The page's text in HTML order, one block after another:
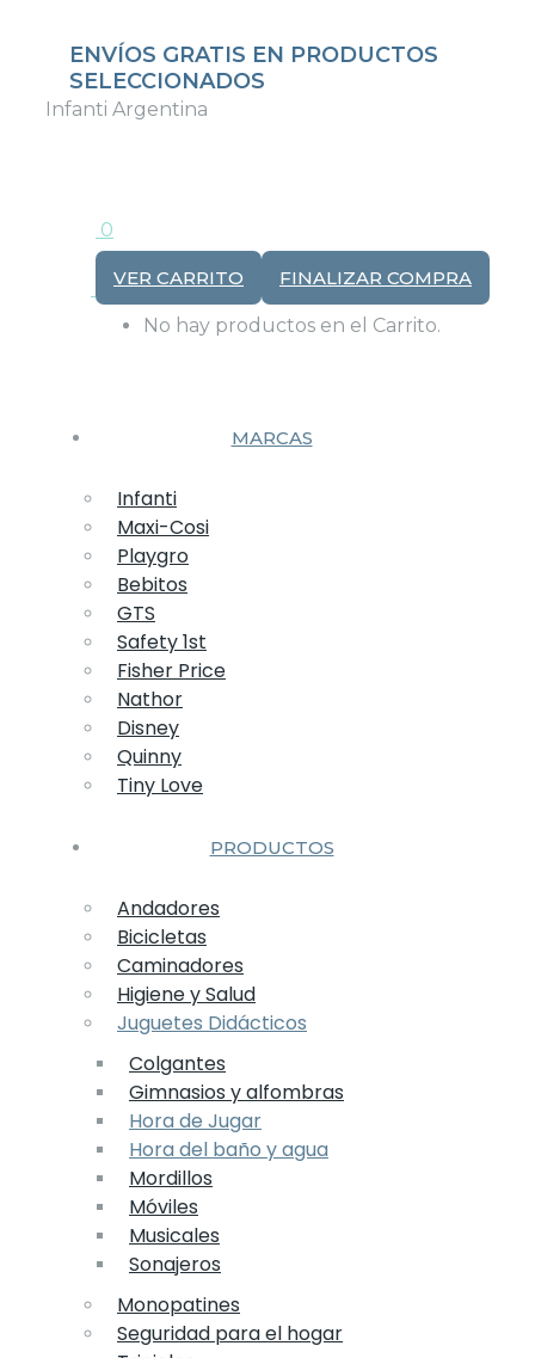
contenido
page
opens
in
page
opens
in
ENVÍOS GRATIS EN PRODUCTOS
SELECCIONADOS
Infanti Argentina
0
VER CARRITO FINALIZAR COMPRA
No hay productos en el Carrito.
MARCAS
Infanti
Maxi-Cosi
Playgro
Bebitos
GTS
Safety 1st
Fisher Price
Nathor
Disney
Quinny
Tiny Love
PRODUCTOS
Andadores
Bicicletas
Caminadores
Higiene y Salud
Juguetes Didácticos
Colgantes
Gimnasios y alfombras
Hora de Jugar
Hora del baño y agua
Mordillos
Móviles
Musicales
Sonajeros
Monopatines
Seguridad para el hogar